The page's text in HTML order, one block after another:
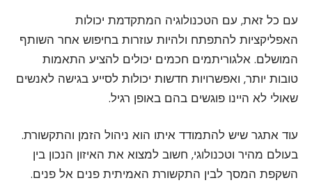
עם כל זאת, עם הטכנולוגיה המתקדמת יכולות
האפליקציות להתפתח ולהיות עוזרות בחיפוש אחר השותף
המושלם. אלגוריתמים חכמים יכולים להציע התאמות
טובות יותר, ואפשרויות חדשות יכולות לסייע בגישה לאנשים
שאולי לא היינו פוגשים בהם באופן רגיל.
עוד אתגר שיש להתמודד איתו הוא ניהול הזמן והתקשורת.
בעולם מהיר וטכנולוגי, חשוב למצוא את האיזון הנכון בין
השקפת המסך לבין התקשורת האמיתית פנים אל פנים.